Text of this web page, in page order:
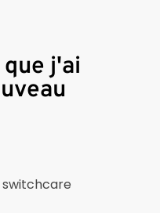
j'ai